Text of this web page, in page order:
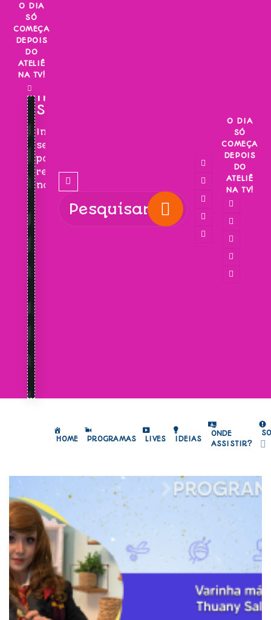
Skip
content
O DIA
SÓ
COMEÇA
DEPOIS
DO
ATELIÊ
NA TV!
INSCREVA-
SE!
Inscreva-
se
para
receber
novidades!
O DIA
SÓ
COMEÇA
DEPOIS
DO
ATELIÊ
NA TV!
HOME PROGRAMAS LIVES IDEIAS
ONDE
ASSISTIR?